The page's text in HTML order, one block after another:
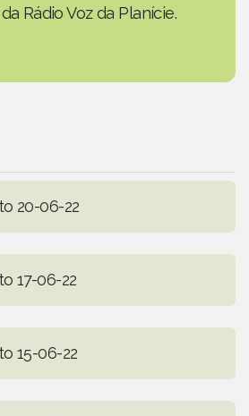
Rádio Voz da Planície.
20-06-22
17-06-22
15-06-22